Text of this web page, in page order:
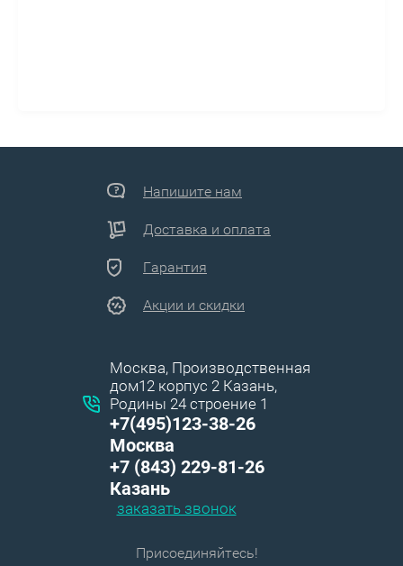
Напишите нам
Доставка и оплата
Гарантия
Акции и скидки
Москва, Производственная
дом12 корпус 2 Казань,
Родины 24 строение 1
+7(495)123-38-26
Москва
+7 (843) 229-81-26
Казань
заказать звонок
Присоединяйтесь!